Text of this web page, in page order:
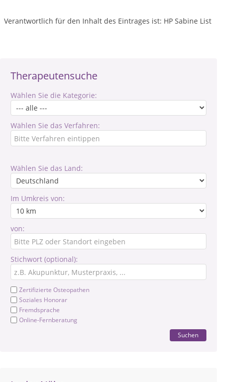
Therapeutensuche
Wählen Sie die Kategorie:
Wählen Sie das Verfahren:
Wählen Sie das Land:
Im Umkreis von:
von:
Stichwort (optional):
Zertifizierte Osteopathen
Soziales Honorar
Fremdsprache
Online-Fernberatung
Suchen
Verantwortlich für den Inhalt des Eintrages ist: HP Sabine List